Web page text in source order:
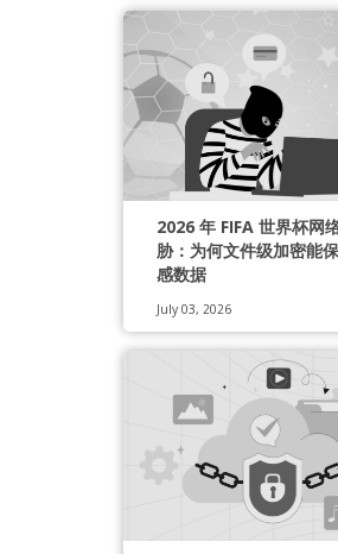
2026 年 FIFA 世界杯网
胁：为何文件级加密能
感数据
July 03, 2026